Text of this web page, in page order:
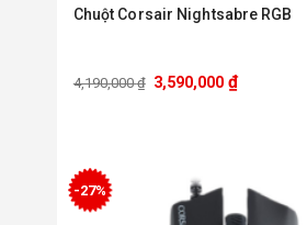
Chuột Corsair Nightsabre RGB
4,190,000₫ 3,590,000 ₫
-27%